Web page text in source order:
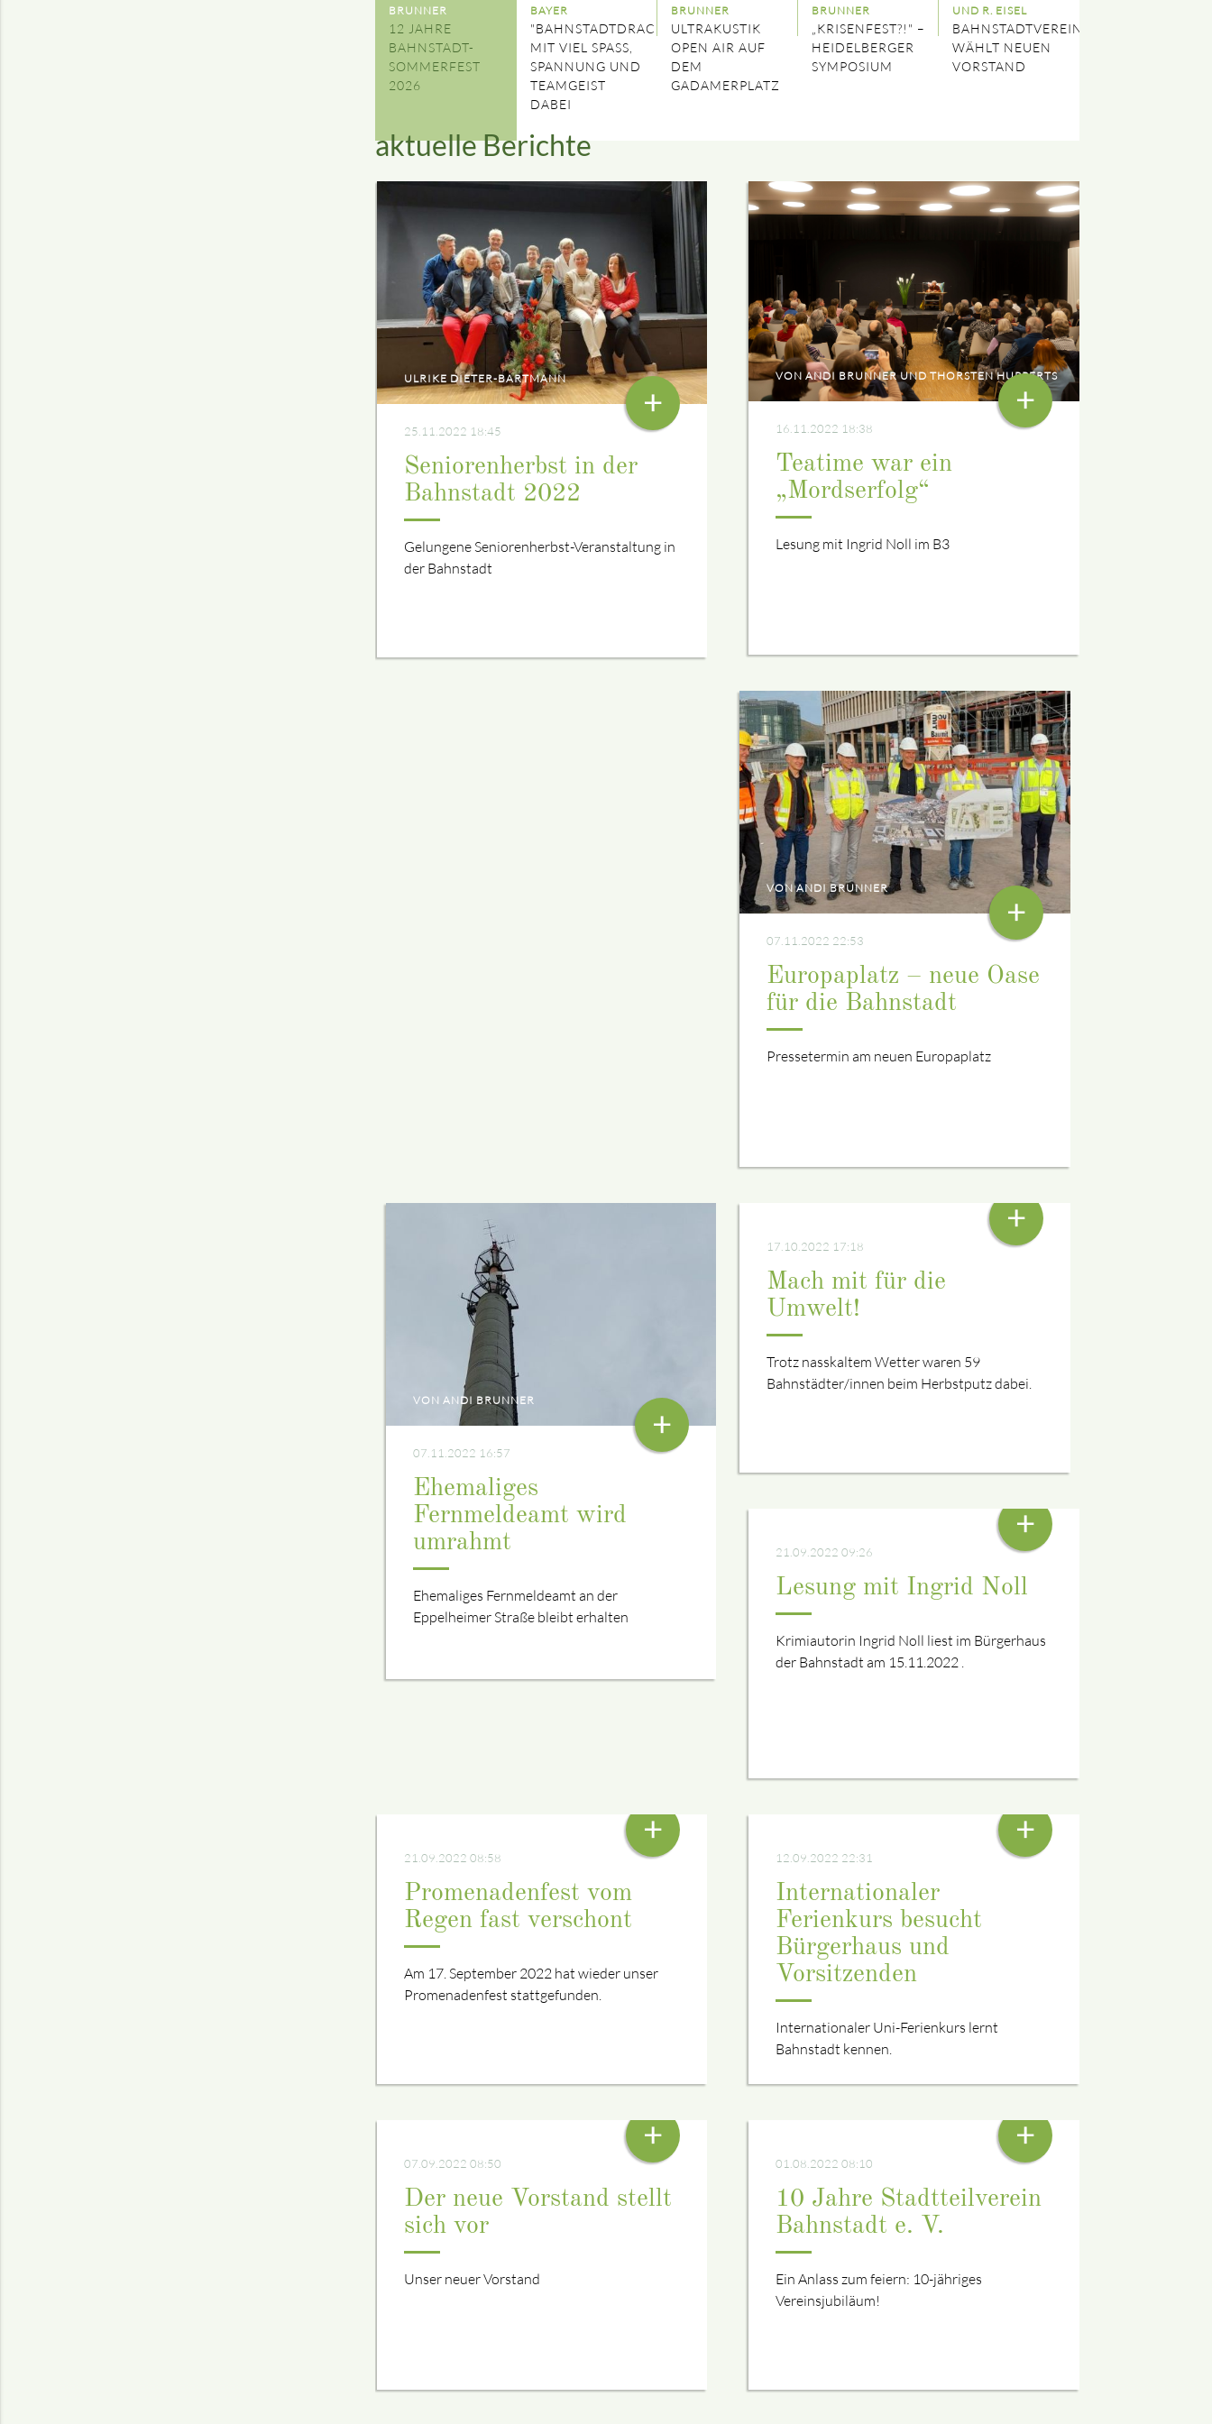
BRUNNER
12 JAHRE
BAHNSTADT-
SOMMERFEST
2026
BAYER
"BAHNSTADTDRACHEN"
MIT VIEL SPASS, S
PANNUNG UND T
EAMGEIST D
ABEI
BRUNNER
ULTRAKUSTIK
OPEN AIR AUF
DEM
GADAMERPLATZ
BRUNNER
„KRISENFEST?!" –
HEIDELBERGER
SYMPOSIUM
UND R. EISEL
BAHNSTADTVEREIN
WÄHLT NEUEN
VORSTAND
aktuelle Berichte
ULRIKE DIETER-BARTMANN
25.11.2022 18:45
Seniorenherbst in der
Bahnstadt 2022
Gelungene Seniorenherbst-Veranstaltung in
der Bahnstadt
+
VON ANDI BRUNNER UND THORSTEN HUPPERTS
16.11.2022 18:38
Teatime war ein
„Mordserfolg“
Lesung mit Ingrid Noll im B3
+
VON ANDI BRUNNER
07.11.2022 22:53
Europaplatz – neue Oase
für die Bahnstadt
Pressetermin am neuen Europaplatz
+
VON ANDI BRUNNER
07.11.2022 16:57
Ehemaliges
Fernmeldeamt wird
umrahmt
Ehemaliges Fernmeldeamt an der
Eppelheimer Straße bleibt erhalten
+
17.10.2022 17:18
Mach mit für die
Umwelt!
Trotz nasskaltem Wetter waren 59
Bahnstädter/innen beim Herbstputz dabei.
+
21.09.2022 09:26
Lesung mit Ingrid Noll
Krimiautorin Ingrid Noll liest im Bürgerhaus
der Bahnstadt am 15.11.2022 .
+
21.09.2022 08:58
Promenadenfest vom
Regen fast verschont
Am 17. September 2022 hat wieder unser
Promenadenfest stattgefunden.
+
12.09.2022 22:31
Internationaler
Ferienkurs besucht
Bürgerhaus und
Vorsitzenden
Internationaler Uni-Ferienkurs lernt
Bahnstadt kennen.
+
07.09.2022 08:50
Der neue Vorstand stellt
sich vor
Unser neuer Vorstand
+
01.08.2022 08:10
10 Jahre Stadtteilverein
Bahnstadt e. V.
Ein Anlass zum feiern: 10-jähriges
Vereinsjubiläum!
+